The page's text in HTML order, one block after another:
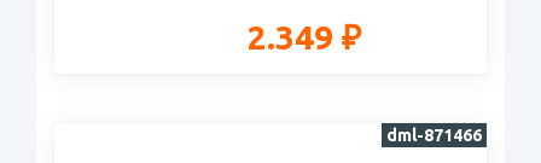
2.349 ₽
dml-871466